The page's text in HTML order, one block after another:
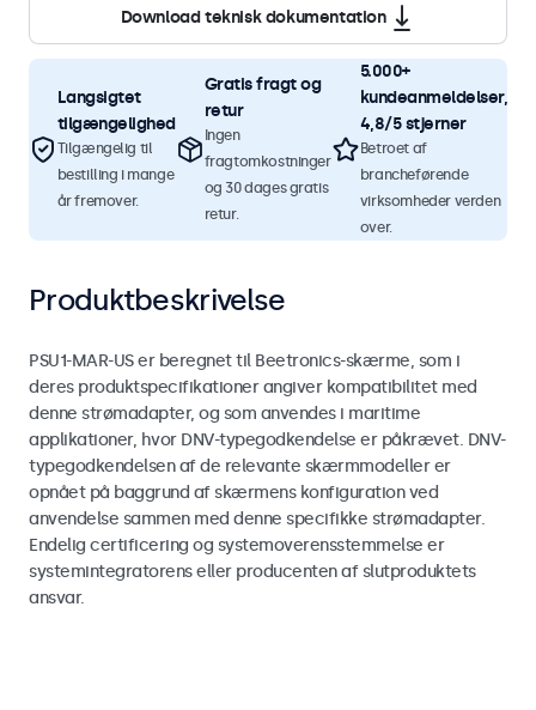
Download teknisk dokumentation
Langsigtet
tilgængelighed
Tilgængelig til
bestilling i mange
år fremover.
Gratis fragt og
retur
Ingen
fragtomkostninger
og 30 dages gratis
retur.
5.000+
kundeanmeldelser,
4,8/5 stjerner
Betroet af
brancheførende
virksomheder verden
over.
Produktbeskrivelse
PSU1-MAR-US er beregnet til Beetronics-skærme, som i
deres produktspecifikationer angiver kompatibilitet med
denne strømadapter, og som anvendes i maritime
applikationer, hvor DNV-typegodkendelse er påkrævet. DNV-
typegodkendelsen af de relevante skærmmodeller er
opnået på baggrund af skærmens konfiguration ved
anvendelse sammen med denne specifikke strømadapter.
Endelig certificering og systemoverensstemmelse er
systemintegratorens eller producenten af slutproduktets
ansvar.